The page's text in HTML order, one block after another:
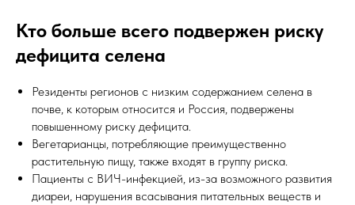
Кто больше всего подвержен риску
дефицита селена
Резиденты регионов с низким содержанием селена в
почве, к которым относится и Россия, подвержены
повышенному риску дефицита.
Вегетарианцы, потребляющие преимущественно
растительную пищу, также входят в группу риска.
Пациенты с ВИЧ-инфекцией, из-за возможного развития
диареи, нарушения всасывания питательных веществ и